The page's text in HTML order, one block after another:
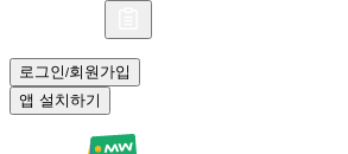
로그인/회원가입
앱 설치하기